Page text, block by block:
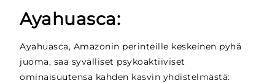
Ayahuasca:
Ayahuasca, Amazonin perinteille keskeinen pyhä
juoma, saa syvälliset psykoaktiiviset
ominaisuutensa kahden kasvin yhdistelmästä: